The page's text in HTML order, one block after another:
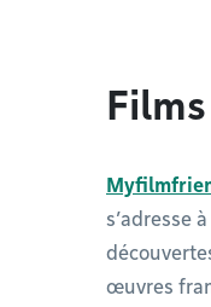
s’adresse
œuvres